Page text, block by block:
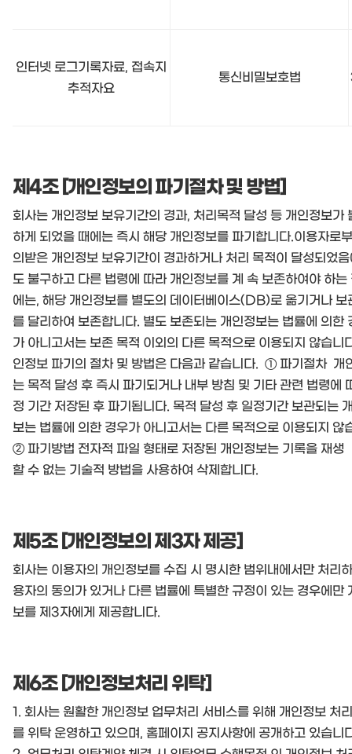
인터넷 로그기록자료, 접속지
추적자요
통신비밀보호법
제4조 [개인정보의 파기절차 및 방법]
회사는 개인정보 보유기간의 경과, 처리목적 달성 등 개인정보가
하게 되었을 때에는 즉시 해당 개인정보를 파기합니다.이용자로
의받은 개인정보 보유기간이 경과하거나 처리 목적이 달성되었
도 불구하고 다른 법령에 따라 개인정보를 계 속 보존하여야 하는
에는, 해당 개인정보를 별도의 데이터베이스(DB)로 옮기거나 보
를 달리하여 보존합니다. 별도 보존되는 개인정보는 법률에 의한
가 아니고서는 보존 목적 이외의 다른 목적으로 이용되지 않습니
인정보 파기의 절차 및 방법은 다음과 같습니다. ① 파기절차 개
는 목적 달성 후 즉시 파기되거나 내부 방침 및 기타 관련 법령에
정 기간 저장된 후 파기됩니다. 목적 달성 후 일정기간 보관되는
보는 법률에 의한 경우가 아니고서는 다른 목적으로 이용되지 않
② 파기방법 전자적 파일 형태로 저장된 개인정보는 기록을 재생
할 수 없는 기술적 방법을 사용하여 삭제합니다.
제5조 [개인정보의 제3자 제공]
회사는 이용자의 개인정보를 수집 시 명시한 범위내에서만 처리
용자의 동의가 있거나 다른 법률에 특별한 규정이 있는 경우에만
보를 제3자에게 제공합니다.
제6조 [개인정보처리 위탁]
1. 회사는 원활한 개인정보 업무처리 서비스를 위해 개인정보 처
를 위탁 운영하고 있으며, 홈페이지 공지사항에 공개하고 있습니